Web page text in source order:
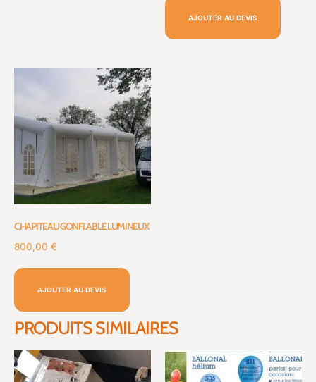
AJOUTER AU DEVIS
CHAPITEAU GONFLABLE LUMINEUX
800,00 €
AJOUTER AU DEVIS
PRODUITS SIMILAIRES